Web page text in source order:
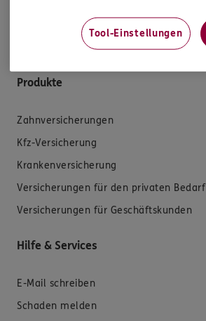
Produkte
Zahnversicherungen
Kfz-Versicherung
Krankenversicherung
Versicherungen für den privaten Bedarf
Versicherungen für Geschäftskunden
Hilfe & Services
E-Mail schreiben
Schaden melden
Tool-Einstellungen